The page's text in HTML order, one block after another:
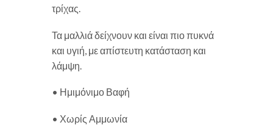
τρίχας.
Τα μαλλιά δείχνουν και είναι πιο πυκνά
και υγιή, με απίστευτη κατάσταση και
λάμψη.
• Ημιμόνιμο Βαφή
• Χωρίς Αμμωνία